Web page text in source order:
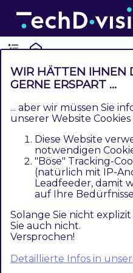
Requirements /
Contents
PHP Version
Magento
Magento Version
Magento >= 2.4.6
Commerce (EE)
WIR HÄTTEN IHNEN
GERNE ERSPART ...
... aber wir müssen Sie
unserer Website
Diese Website
notwendigen
"Böse" Tracking-
(natürlich mit IP-
Leadfeeder, damit
auf Ihre
Solange Sie nicht
Sie auch nicht.
Versprochen!
Detaillierte Infos in